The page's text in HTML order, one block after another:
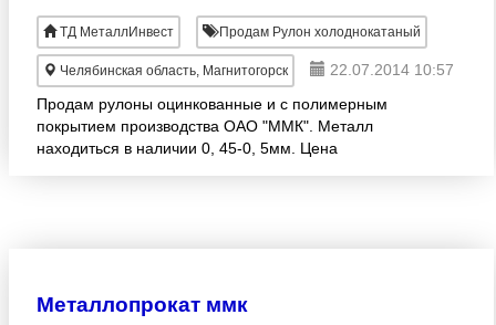
ТД МеталлИнвест Продам Рулон холоднокатаный
Челябинская область, Магнитогорск
22.07.2014 10:57
Продам рулоны оцинкованные и с полимерным
покрытием производства ОАО "ММК". Металл
находиться в наличии 0, 45-0, 5мм. Цена
Металлопрокат ммк